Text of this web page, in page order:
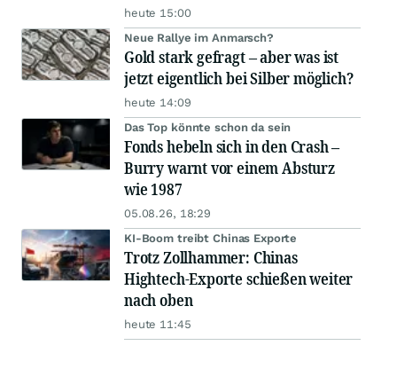
heute 15:00
Neue Rallye im Anmarsch?
Gold stark gefragt – aber was ist
jetzt eigentlich bei Silber möglich?
heute 14:09
Das Top könnte schon da sein
Fonds hebeln sich in den Crash –
Burry warnt vor einem Absturz
wie 1987
05.08.26, 18:29
KI-Boom treibt Chinas Exporte
Trotz Zollhammer: Chinas
Hightech-Exporte schießen weiter
nach oben
heute 11:45